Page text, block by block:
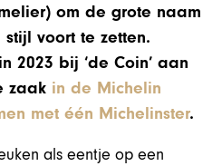
om de grote naam
voort te zetten.
2023 bij ‘de Coin’ aan
zaak in de Michelin
met één Michelinster.
als eentje op een